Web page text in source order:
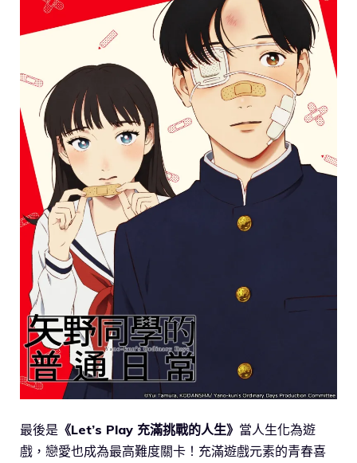
最後是 《Let’s Play 充滿挑戰的人生》 當人生化為遊
戲，戀愛也成為最高難度關卡！充滿遊戲元素的青春喜